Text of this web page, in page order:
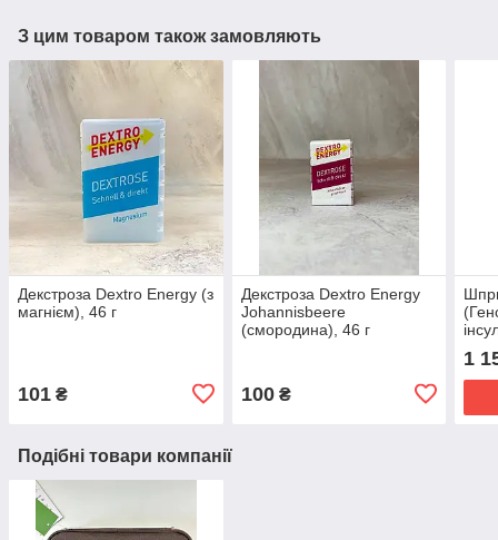
З цим товаром також замовляють
Декстроза Dextro Energy (з
магнієм), 46 г
101 ₴
Декстроза Dextro Energy
Johannisbeere
(смородина), 46 г
100₴
1
Подібні товари компанії